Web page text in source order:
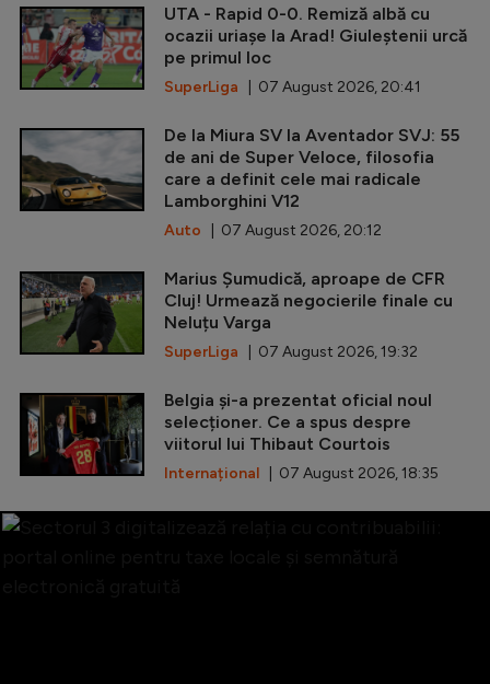
UTA - Rapid 0-0. Remiză albă cu
ocazii uriașe la Arad! Giuleștenii urcă
pe primul loc
SuperLiga | 07 August 2026, 20:41
De la Miura SV la Aventador SVJ: 55
de ani de Super Veloce, filosofia
care a definit cele mai radicale
Lamborghini V12
Auto | 07 August 2026, 20:12
Marius Șumudică, aproape de CFR
Cluj! Urmează negocierile finale cu
Neluțu Varga
SuperLiga | 07 August 2026, 19:32
Belgia și-a prezentat oficial noul
selecționer. Ce a spus despre
viitorul lui Thibaut Courtois
Internațional | 07 August 2026, 18:35